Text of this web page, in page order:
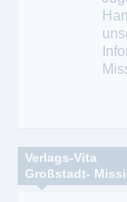
Verlags-Vita
Großstadt-